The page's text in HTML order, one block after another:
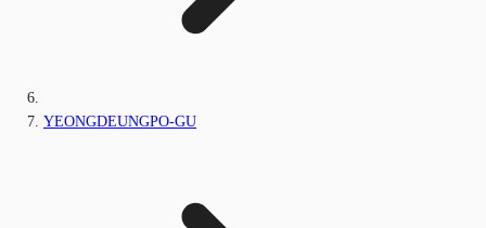
YEONGDEUNGPO-GU